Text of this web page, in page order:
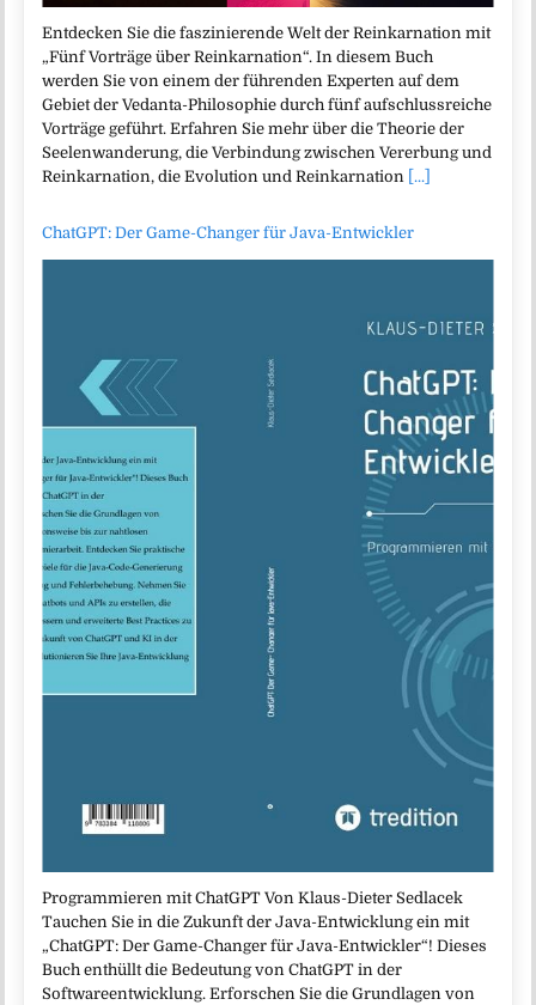
Entdecken Sie die faszinierende Welt der Reinkarnation mit
„Fünf Vorträge über Reinkarnation“. In diesem Buch
werden Sie von einem der führenden Experten auf dem
Gebiet der Vedanta-Philosophie durch fünf aufschlussreiche
Vorträge geführt. Erfahren Sie mehr über die Theorie der
Seelenwanderung, die Verbindung zwischen Vererbung und
Reinkarnation, die Evolution und Reinkarnation [...]
ChatGPT: Der Game-Changer für Java-Entwickler
Programmieren mit ChatGPT Von Klaus-Dieter Sedlacek
Tauchen Sie in die Zukunft der Java-Entwicklung ein mit
„ChatGPT: Der Game-Changer für Java-Entwickler“! Dieses
Buch enthüllt die Bedeutung von ChatGPT in der
Softwareentwicklung. Erforschen Sie die Grundlagen von